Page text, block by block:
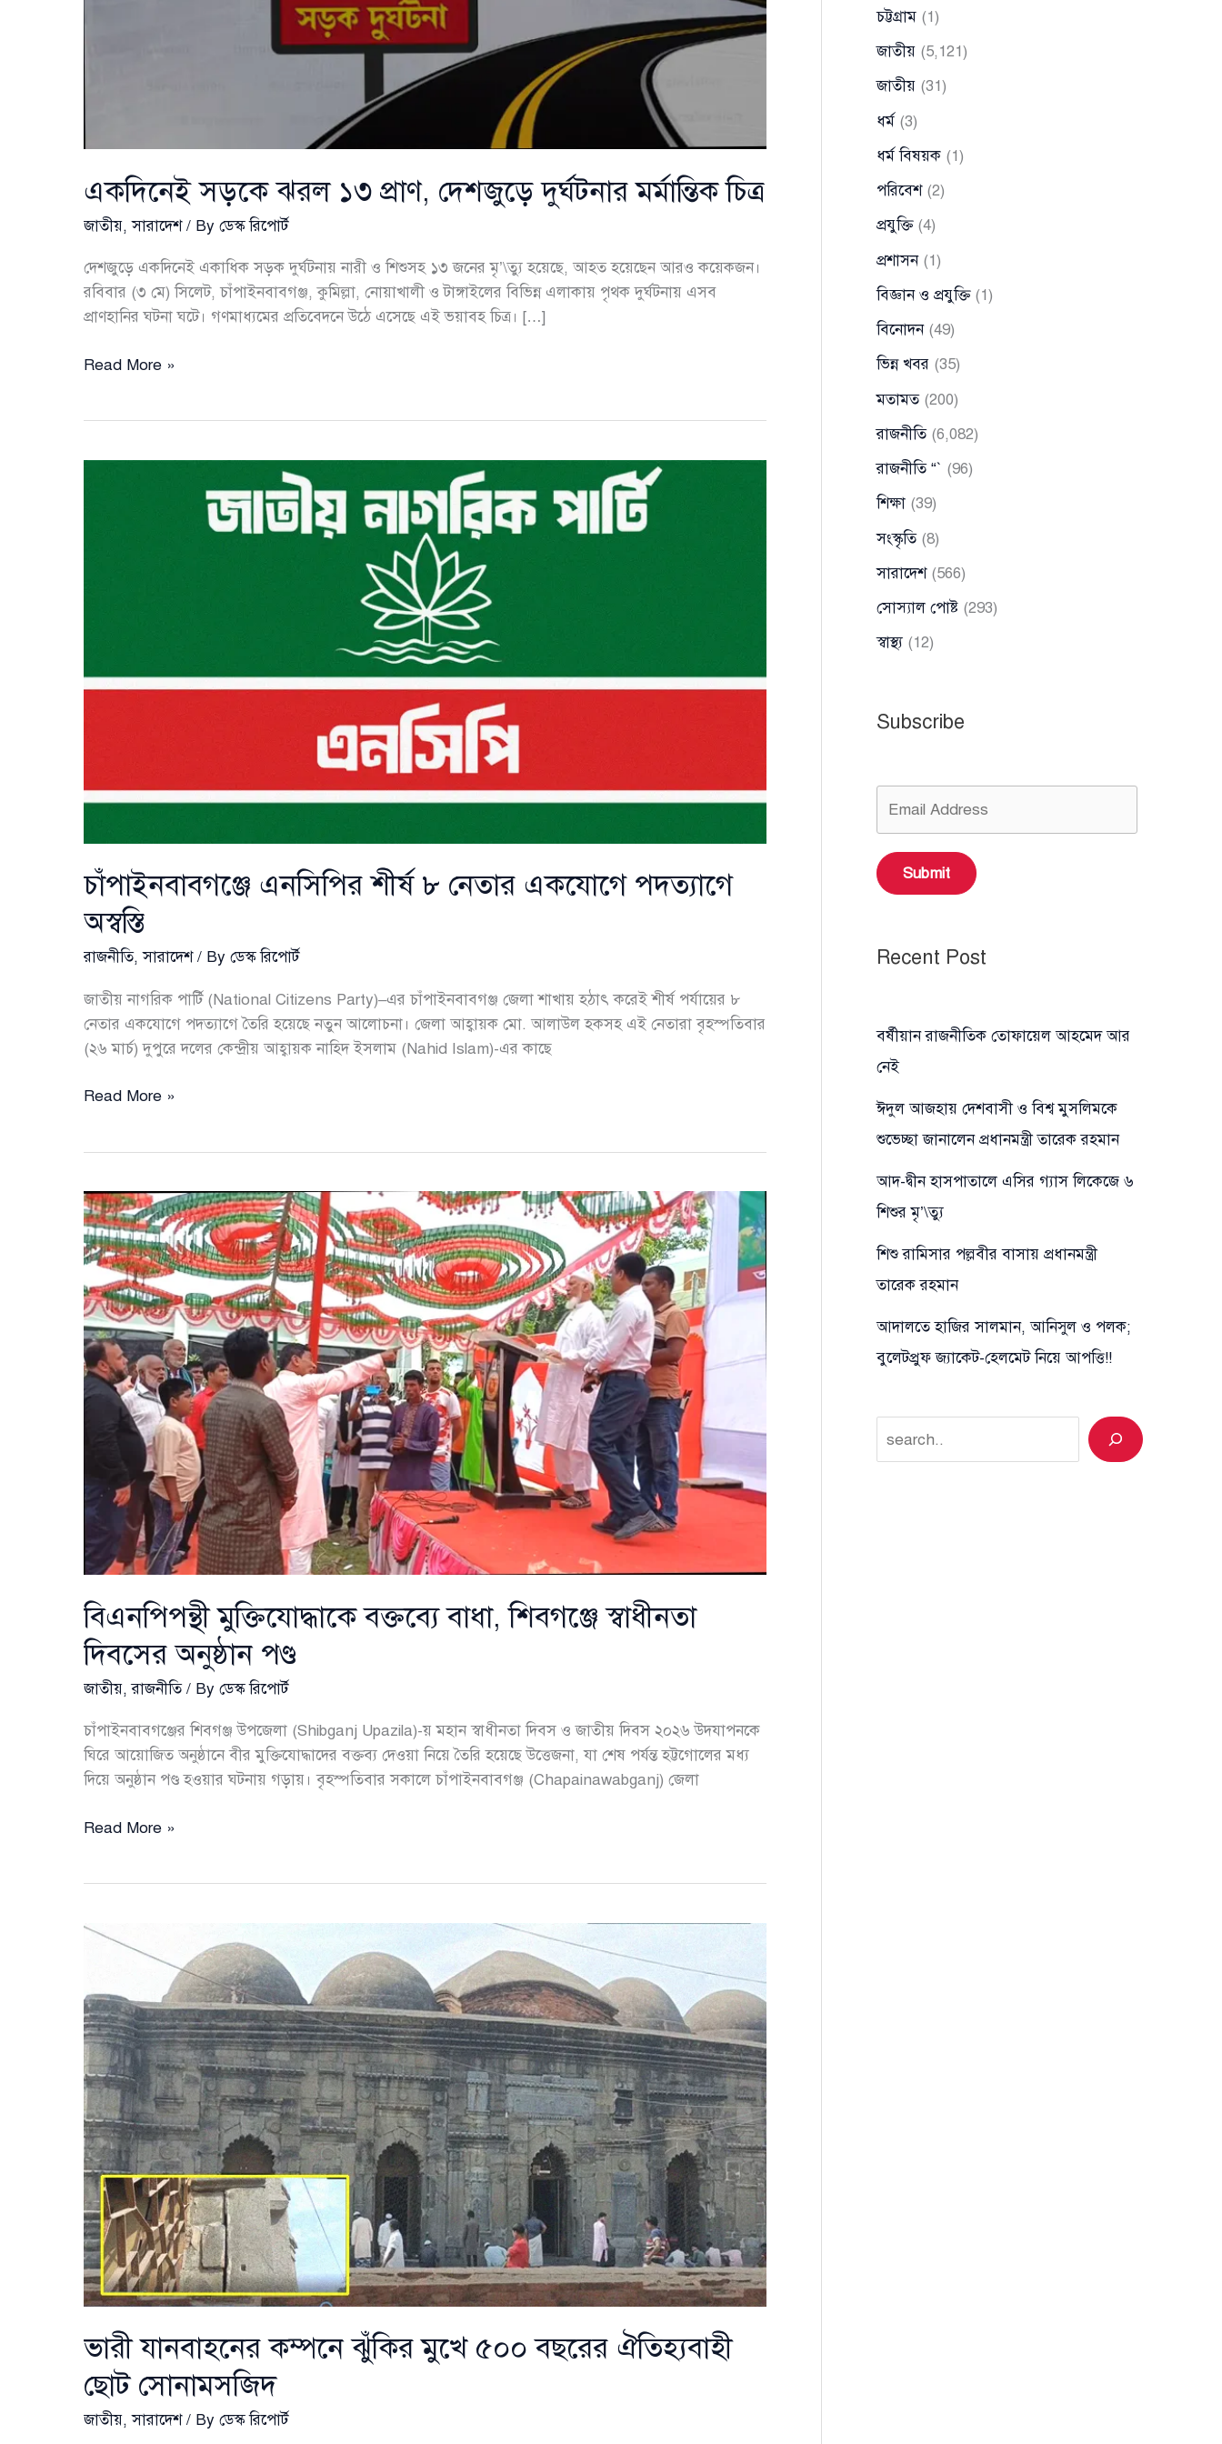
একদিনেই সড়কে ঝরল ১৩ প্রাণ, দেশজুড়ে দুর্ঘটনার মর্মান্তিক চিত্র
জাতীয়,সারাদেশ/ By ডেস্ক রিপোর্ট
দেশজুড়ে একদিনেই একাধিক সড়ক দুর্ঘটনায় নারী ও শিশুসহ ১৩ জনের মৃ’\ত্যু হয়েছে, আহত হয়েছেন আরও কয়েকজন।
রবিবার (৩ মে) সিলেট, চাঁপাইনবাবগঞ্জ, কুমিল্লা, নোয়াখালী ও টাঙ্গাইলের বিভিন্ন এলাকায় পৃথক দুর্ঘটনায় এসব
প্রাণহানির ঘটনা ঘটে। গণমাধ্যমের প্রতিবেদনে উঠে এসেছে এই ভয়াবহ চিত্র। […]
একদিনেই
প্রাণ,
Read More »
চাঁপাইনবাবগঞ্জে এনসিপির শীর্ষ ৮ নেতার একযোগে পদত্যাগে
অস্বস্তি
রাজনীতি,সারাদেশ/ By ডেস্ক রিপোর্ট
জাতীয় নাগরিক পার্টি (National Citizens Party)–এর চাঁপাইনবাবগঞ্জ জেলা শাখায় হঠাৎ করেই শীর্ষ পর্যায়ের ৮
নেতার একযোগে পদত্যাগে তৈরি হয়েছে নতুন আলোচনা। জেলা আহ্বায়ক মো. আলাউল হকসহ এই নেতারা বৃহস্পতিবার
(২৬ মার্চ) দুপুরে দলের কেন্দ্রীয় আহ্বায়ক নাহিদ ইসলাম (Nahid Islam)-এর কাছে
চাঁপাইনবাবগঞ্জে
নেতার
একযোগে
পদত্যাগে
অস্বস্তি
Read More »
বিএনপিপন্থী মুক্তিযোদ্ধাকে বক্তব্যে বাধা, শিবগঞ্জে স্বাধীনতা
দিবসের অনুষ্ঠান পণ্ড
জাতীয়,রাজনীতি/ By ডেস্ক রিপোর্ট
চাঁপাইনবাবগঞ্জের শিবগঞ্জ উপজেলা (Shibganj Upazila)-য় মহান স্বাধীনতা দিবস ও জাতীয় দিবস ২০২৬ উদযাপনকে
ঘিরে আয়োজিত অনুষ্ঠানে বীর মুক্তিযোদ্ধাদের বক্তব্য দেওয়া নিয়ে তৈরি হয়েছে উত্তেজনা, যা শেষ পর্যন্ত হট্টগোলের মধ্য
দিয়ে অনুষ্ঠান পণ্ড হওয়ার ঘটনায় গড়ায়। বৃহস্পতিবার সকালে চাঁপাইনবাবগঞ্জ (Chapainawabganj) জেলা
বিএনপিপন্থী
শিবগঞ্জে
স্বাধীনতা
অনুষ্ঠান
পণ্ড
Read More »
ভারী যানবাহনের কম্পনে ঝুঁকির মুখে ৫০০ বছরের ঐতিহ্যবাহী
ছোট সোনামসজিদ
জাতীয়,সারাদেশ/ By ডেস্ক রিপোর্ট
চট্টগ্রাম (1)
জাতীয় (5,121)
জাতীয় (31)
ধর্ম (3)
ধর্ম বিষয়ক (1)
পরিবেশ(2)
প্রযুক্তি(4)
প্রশাসন(1)
বিজ্ঞান ও প্রযুক্তি(1)
বিনোদন(49)
ভিন্ন খবর (35)
মতামত(200)
রাজনীতি(6,082)
রাজনীতি “` (96)
শিক্ষা (39)
সংস্কৃতি(8)
সারাদেশ(566)
সোস্যাল পোষ্ট (293)
স্বাস্থ্য (12)
Subscribe
Submit
Recent Post
বর্ষীয়ান রাজনীতিক তোফায়েল আহমেদ আর
নেই
ঈদুল আজহায় দেশবাসী ও বিশ্ব মুসলিমকে
শুভেচ্ছা জানালেন প্রধানমন্ত্রী তারেক রহমান
আদ-দ্বীন হাসপাতালে এসির গ্যাস লিকেজে ৬
শিশুর মৃ’\ত্যু
শিশু রামিসার পল্লবীর বাসায় প্রধানমন্ত্রী
তারেক রহমান
আদালতে হাজির সালমান, আনিসুল ও পলক;
বুলেটপ্রুফ জ্যাকেট-হেলমেট নিয়ে আপত্তি!!